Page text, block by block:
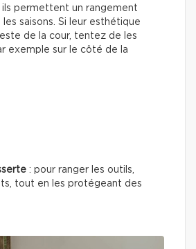
ils permettent un rangement
saisons. Si leur esthétique
de la cour, tentez de les
exemple sur le côté de la
: pour ranger les outils,
tout en les protégeant des